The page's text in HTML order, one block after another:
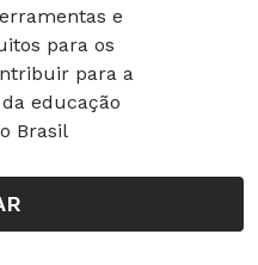
e
para os
para a
educação
Brasil